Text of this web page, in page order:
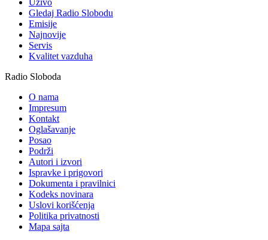
Uživo
Gledaj Radio Slobodu
Emisije
Najnovije
Servis
Kvalitet vazduha
Radio Sloboda
O nama
Impresum
Kontakt
Oglašavanje
Posao
Podrži
Autori i izvori
Ispravke i prigovori
Dokumenta i pravilnici
Kodeks novinara
Uslovi korišćenja
Politika privatnosti
Mapa sajta